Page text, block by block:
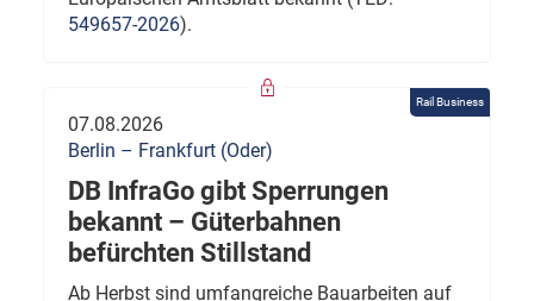
549657-2026).
Rail Business
07.08.2026
Berlin – Frankfurt (Oder)
DB InfraGo gibt Sperrungen
bekannt – Güterbahnen
befürchten Stillstand
Ab Herbst sind umfangreiche Bauarbeiten auf